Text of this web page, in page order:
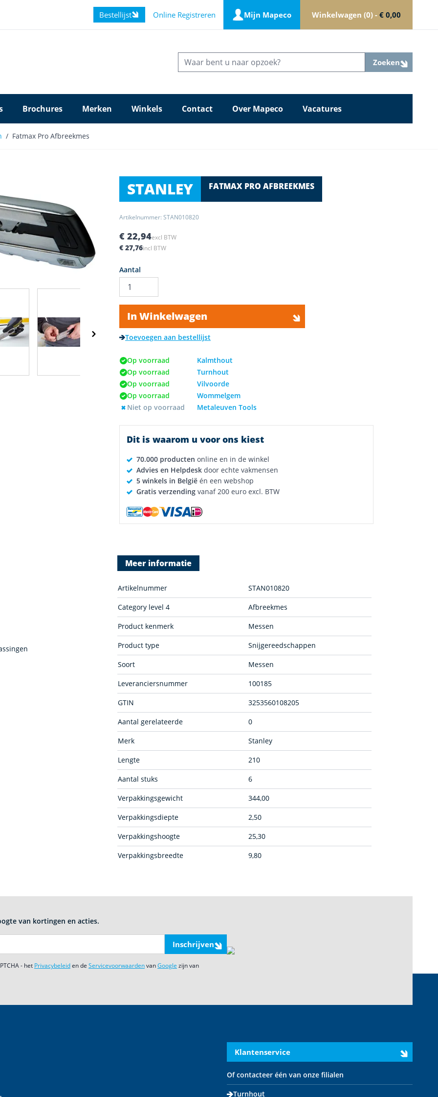
Bestellijst Online Registreren Mijn Mapeco Winkelwagen 0 - € 0,00
Brochures Merken Winkels Contact Over Mapeco Vacatures
Zoeken
/ Fatmax Pro Afbreekmes
STANLEY FATMAX PRO AFBREEKMES
View larger imageView larger image View larger imageView larger image
Artikelnummer: STAN010820
€ 22,94excl BTW
€ 27,76incl BTW
Aantal
In Winkelwagen
Toevoegen aan bestellijst
Op voorraad
Kalmthout
Op voorraad
Turnhout
Op voorraad
Vilvoorde
Op voorraad
Wommelgem
Niet op voorraad
Metaleuven Tools
Dit is waarom u voor ons kiest
70.000 producten online en in de winkel
Advies en Helpdesk door echte vakmensen
5 winkels in België én een webshop
Gratis verzending vanaf 200 euro excl. BTW
Meer informatie
Artikelnummer STAN010820
Category level 4 Afbreekmes
Product kenmerk Messen
Product type Snijgereedschappen
Soort Messen
Leveranciersnummer 100185
GTIN 3253560108205
Aantal gerelateerde 0
Merk Stanley
Lengte 210
Aantal stuks 6
Verpakkingsgewicht 344,00
Verpakkingsdiepte 2,50
Verpakkingshoogte 25,30
Verpakkingsbreedte 9,80
van kortingen en acties.
Inschrijven
- het Privacybeleiden de ServicevoorwaardenvanGoogle zijn van
Klantenservice
Of contacteer één van onze filialen
Turnhout